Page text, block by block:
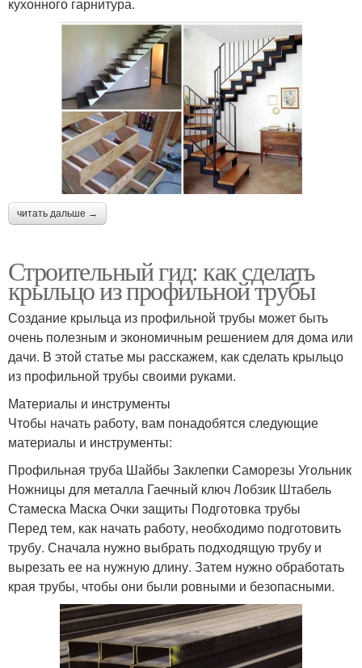
кухонного гарнитура.
читать дальше →
Строительный гид: как сделать
крыльцо из профильной трубы
Создание крыльца из профильной трубы может быть
очень полезным и экономичным решением для дома или
дачи. В этой статье мы расскажем, как сделать крыльцо
из профильной трубы своими руками.
Материалы и инструменты
Чтобы начать работу, вам понадобятся следующие
материалы и инструменты:
Профильная труба Шайбы Заклепки Саморезы Угольник
Ножницы для металла Гаечный ключ Лобзик Штабель
Стамеска Маска Очки защиты Подготовка трубы
Перед тем, как начать работу, необходимо подготовить
трубу. Сначала нужно выбрать подходящую трубу и
вырезать ее на нужную длину. Затем нужно обработать
края трубы, чтобы они были ровными и безопасными.